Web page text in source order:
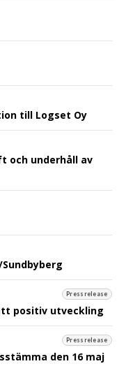
till Logset Oy
och underhåll av
Pressrelease
positiv utveckling
Pressrelease
den 16 maj